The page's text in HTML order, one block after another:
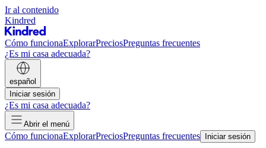
Ir al contenido
Kindred
Cómo funcionaExplorarPreciosPreguntas frecuentes
¿Es mi casa adecuada?
español
Iniciar sesión
¿Es mi casa adecuada?
Abrir el menú
Cómo funcionaExplorarPreciosPreguntas frecuentes Iniciar sesión